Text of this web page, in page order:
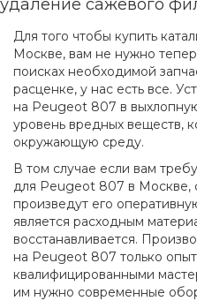
удаление сажевого
Для того чтобы купить
Москве, вам не нужно
поисках необходимой
расценке, у нас есть все.
на Peugeot 807 в
уровень вредных веществ,
окружающую среду.
В том случае если вам
для Peugeot 807 в Москве,
произведут его
является расходным
восстанавливается.
на Peugeot 807 только
квалифицированными
им нужно современные